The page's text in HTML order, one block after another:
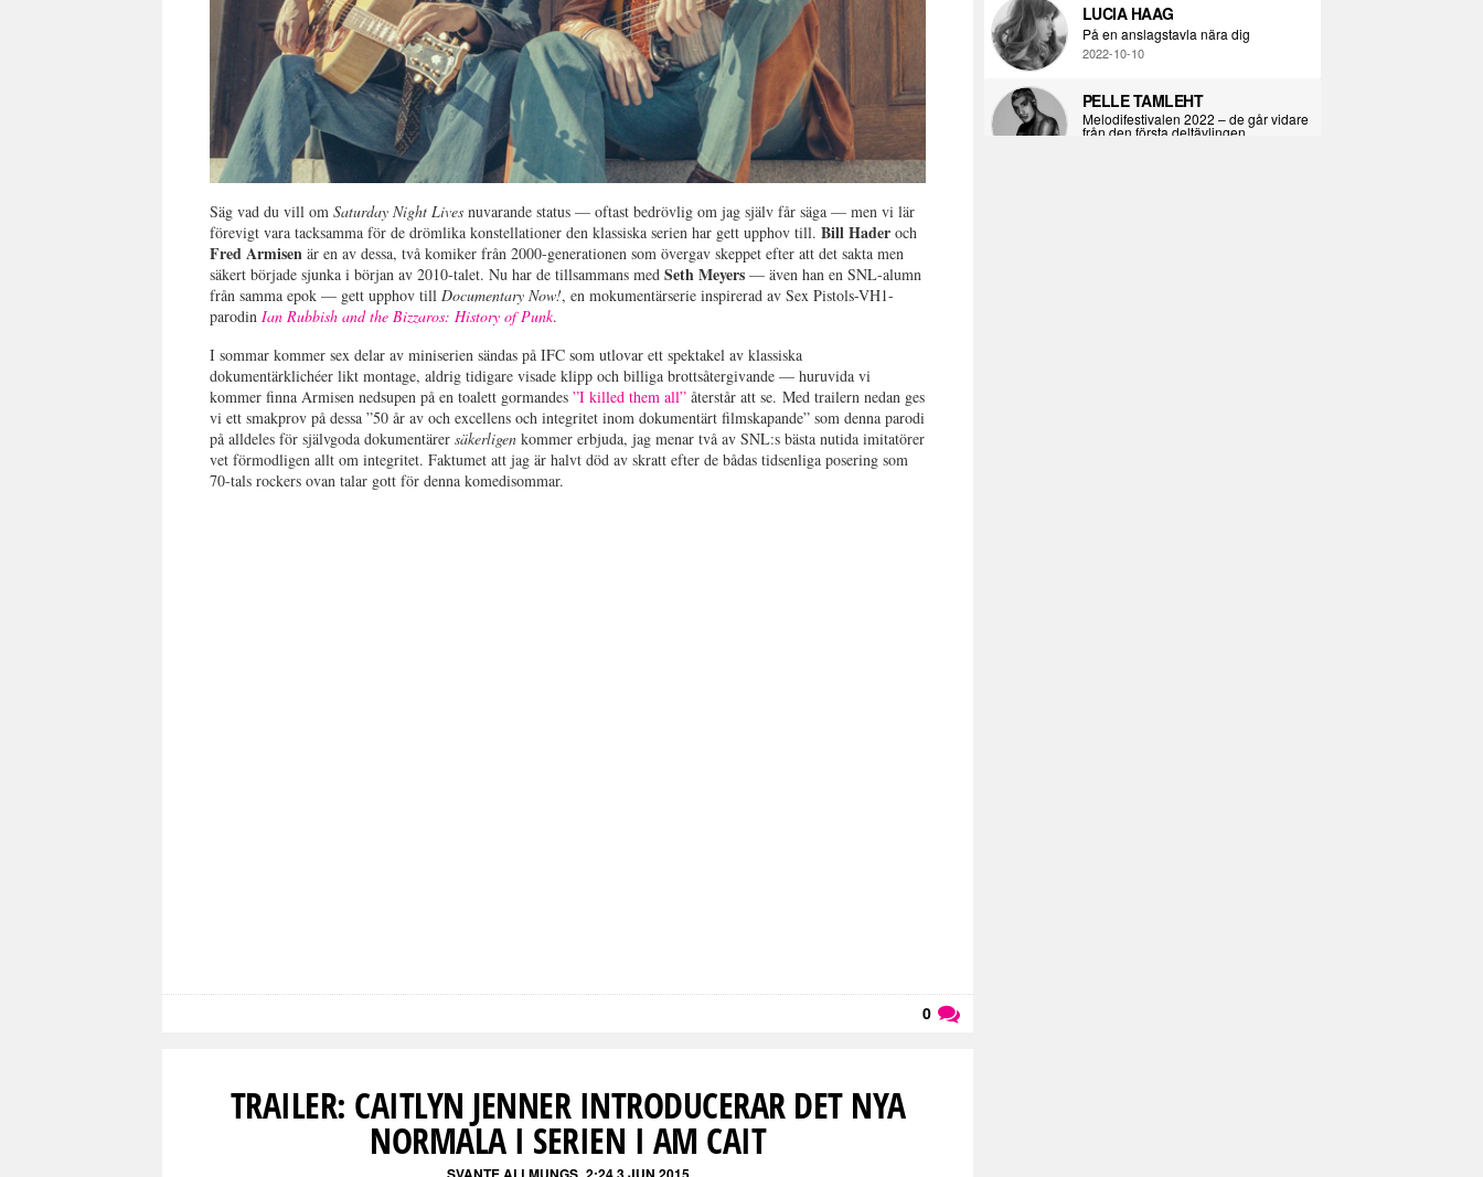
Säg vad du vill omSaturday Night Lives nuvarande status — oftast bedrövlig om jag själv får säga — men vi lär
förevigt vara tacksamma för de drömlika konstellationer den klassiska serien har gett upphov till.Bill Hader och
Fred Armisen är en av dessa, två komiker från 2000-generationen som övergav skeppet efter att det sakta men
säkert började sjunka i början av 2010-talet. Nu har de tillsammans medSeth Meyers — även han en SNL-alumn
från samma epok — gett upphov tillDocumentary Now!, en mokumentärserie inspirerad av Sex Pistols-VH1-
parodinIan Rubbish and the Bizzaros: History of Punk.
I sommar kommer sex delar av miniserien sändas på IFC som utlovar ett spektakel av klassiska
dokumentärklichéer likt montage, aldrig tidigare visade klipp och billiga brottsåtergivande — huruvida vi
kommer finna Armisen nedsupen på en toalett gormandes”I killed them all” återstår att se.Med trailern nedan ges
vi ett smakprov på dessa ”50 år av och excellens och integritet inom dokumentärt filmskapande” som denna parodi
på alldeles för självgoda dokumentärersäkerligen kommer erbjuda, jag menar två av SNL:s bästa nutida imitatörer
vet förmodligen allt om integritet. Faktumet att jag är halvt död av skratt efter de bådas tidsenliga posering som
70-tals rockers ovan talar gott för denna komedisommar.
0
TRAILER: CAITLYN JENNER INTRODUCERAR DET NYA
NORMALA I SERIEN I AM CAIT
LUCIA HAAG
På en anslagstavla nära dig
2022-10-10
PELLE TAMLEHT
Melodifestivalen 2022 – de går vidare
från den första deltävlingen